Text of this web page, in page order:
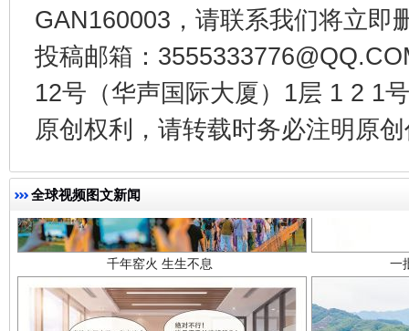
GAN160003，请联系我们将立即
投稿邮箱：
12号（华声国际大厦）1层 1 2 1
原创权利，请转载时务必注明原
全球视频图文新闻